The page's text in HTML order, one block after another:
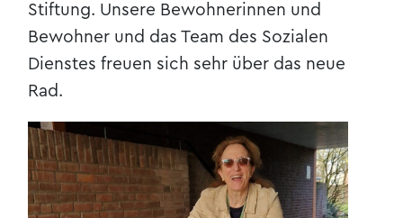
Stiftung. Unsere Bewohnerinnen und
Bewohner und das Team des Sozialen
Dienstes freuen sich sehr über das neue
Rad.